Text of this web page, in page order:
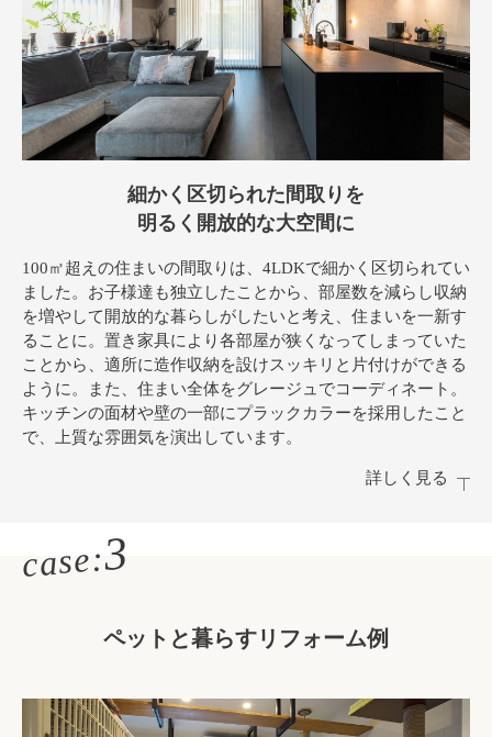
細かく区切られた間取りを
明るく開放的な大空間に
100㎡超えの住まいの間取りは、4LDKで細かく区切られてい
ました。お子様達も独立したことから、部屋数を減らし収納
を増やして開放的な暮らしがしたいと考え、住まいを一新す
ることに。置き家具により各部屋が狭くなってしまっていた
ことから、適所に造作収納を設けスッキリと片付けができる
ように。また、住まい全体をグレージュでコーディネート。
キッチンの面材や壁の一部にプラックカラーを採用したこと
で、上質な雰囲気を演出しています。
詳しく見る
case:3
ペットと暮らすリフォーム例